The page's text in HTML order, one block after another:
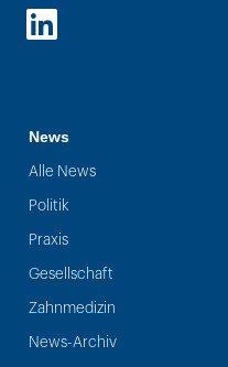
LinkedIn
News
Alle News
Politik
Praxis
Gesellschaft
Zahnmedizin
News-Archiv